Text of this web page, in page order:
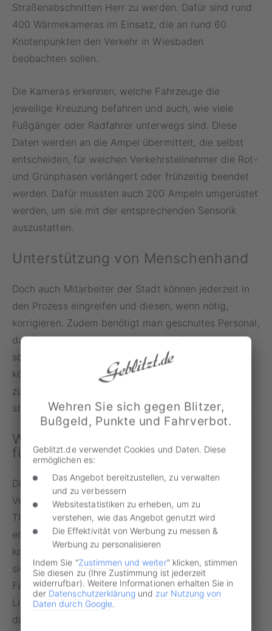
Straßenabschnitten Herr zu werden. Dafür sind rund
400 Wärmekameras im Einsatz, die an rund 60
Knotenpunkten den Verkehr in Wiesbaden
beobachten sollen.
Die Kameras erkennen, welche Fahrzeuge die
jeweilige Kreuzung befahren und auch, wie viele
Fußgänger oder Radfahrer unterwegs sind. Diese
Daten werden an die Ampel übermittelt, die selbst
entscheiden, für welchen Verkehrsteilnehmer die Rot-
und Grünphasen verlängert oder frühzeitig beendet
werden. Dafür mussten auch 200 Ampeln umgerüstet
werden, um sie mit der entsprechenden Sensorik
auszustatten.
Unterstützung von Menschenhand
Doch auch Mitarbeiter der Stadt können jederzeit in
den Prozess eingreifen und diesen, wenn nötig,
korrigieren. Zudem benötigt man geschultes Personal,
das für jede Kreuzung ein spezielles Programm
schreibt, damit die Ampeln auch richtig reagieren
können. Auch hier fallen Kosten an. Ob sich diese
zusammen mit der teuren Technik rechnen, muss
stets im Einzelfall abgewogen werden.
Was die Wissenschaft im Schilde
führt
Die Forschung ist derweil einen Schritt voraus.
Verkehrswissenschaftler Oliver Michler testet an der
TU Dresden Systeme, die es Fahrzeugen
ermöglichen, untereinander und mit den Ampeln zu
kommunizieren: „Das heißt, die Fahrzeuge können
sich anmelden. Es können sich auch Gruppen von
Fahrzeugen bilden, die dann geschlossen über die
Lichtsignalanlage rüberkommen. Die Technik kann
das schon, da kann man dann übergehen in das
Wehren Sie sich gegen Blitzer,
Bußgeld, Punkte und Fahrverbot.
Geblitzt.de verwendet Cookies und Daten. Diese
ermöglichen es:
Das Angebot bereitzustellen, zu verwalten
und zu verbessern
Websitestatistiken zu erheben, um zu
verstehen, wie das Angebot genutzt wird
Die Effektivität von Werbung zu messen &
Werbung zu personalisieren
Indem Sie "Zustimmen und weiter" klicken, stimmen
Sie diesen zu (Ihre Zustimmung ist jederzeit
widerrufbar). Weitere Informationen erhalten Sie in
der Datenschutzerklärung und zur Nutzung von
Daten durch Google.